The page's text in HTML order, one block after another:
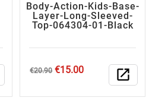
Body-Action-Kids-Base-
Layer-Long-Sleeved-
Top-064304-01-Black
Regular
€20.90 Price
€15.00 open_in_new